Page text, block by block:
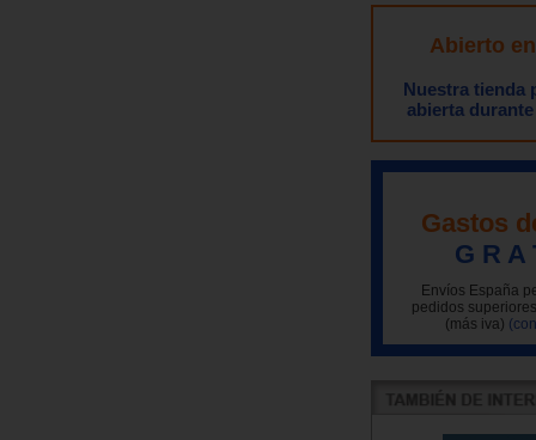
Abierto
Nuestra tienda
abierta
Gastos
G R A
Envíos España
pedidos
(más iva)